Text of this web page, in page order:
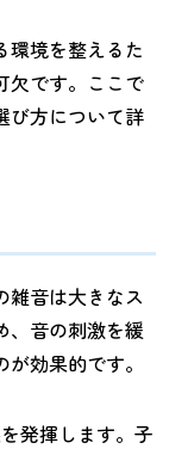
環境を整えるた
欠です。ここで
び方について詳
雑音は大きなス
、音の刺激を緩
効果的です。
発揮します。子